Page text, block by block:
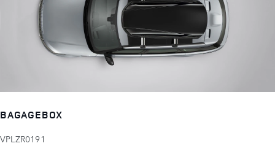
BAGAGEBOX
VPLZR0191